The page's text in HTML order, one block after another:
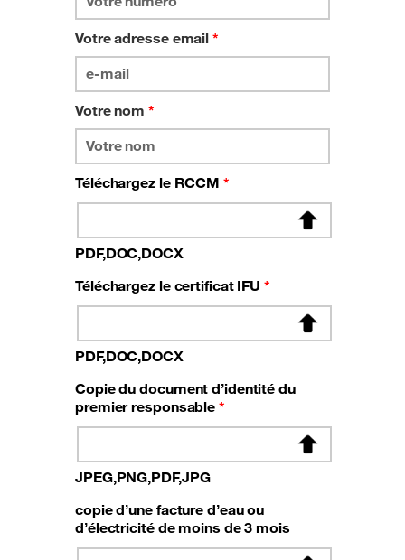
Votre adresse email *
Votre nom*
Téléchargez le RCCM *
PDF,DOC,DOCX
Téléchargez le certificat IFU *
PDF,DOC,DOCX
Copie du document d’identité du
premier responsable *
JPEG,PNG,PDF,JPG
copie d’une facture d’eau ou
d’électricité de moins de 3 mois